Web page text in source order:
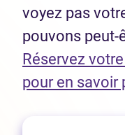
voyez pas
pouvons peut-
Réservez
pour en savoir